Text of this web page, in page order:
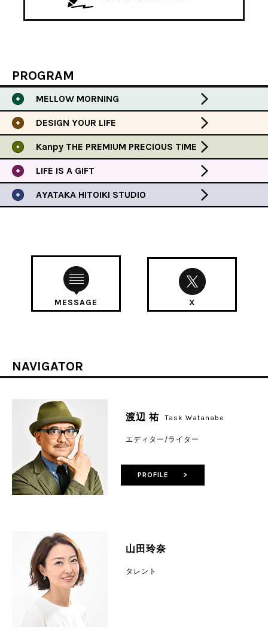
PROGRAM
MELLOW MORNING
DESIGN YOUR LIFE
Kanpy THE PREMIUM PRECIOUS TIME
LIFE IS A GIFT
AYATAKA HITOIKI STUDIO
MESSAGE X
NAVIGATOR
渡辺 祐 Task Watanabe
エディター/ライター
山田玲奈
タレント
PROFILE >